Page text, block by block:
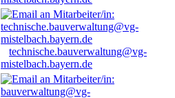
technische.bauverwaltung@vg-
mistelbach.bayern.de